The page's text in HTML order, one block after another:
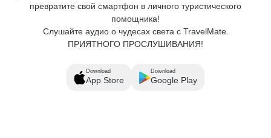
превратите свой смартфон в личного туристического
помощника!
Слушайте аудио о чудесах света с TravelMate.
ПРИЯТНОГО ПРОСЛУШИВАНИЯ!
Download
App Store
Download
Google Play